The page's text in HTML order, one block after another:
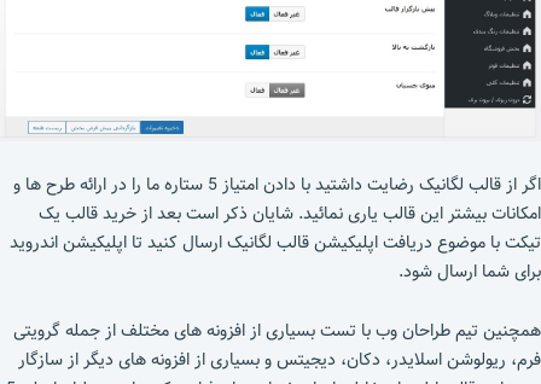
اگر از قالب لگانیک رضایت داشتید با دادن امتیاز 5 ستاره ما را در ارائه طرح ها و
امکانات بیشتر این قالب یاری نمائید. شایان ذکر است بعد از خرید قالب یک
تیکت با موضوع دریافت اپلیکیشن قالب لگانیک ارسال کنید تا اپلیکیشن اندروید
برای شما ارسال شود.
همچنین تیم طراحان وب با تست بسیاری از افزونه های مختلف از جمله گرویتی
فرم، ریولوشن اسلایدر، دکان، دیجیتس و بسیاری از افزونه های دیگر از سازگار